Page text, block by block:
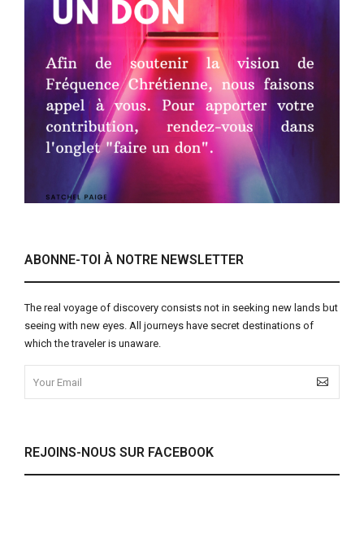
ABONNE-TOI À NOTRE NEWSLETTER
The real voyage of discovery consists not in seeking new lands but
seeing with new eyes. All journeys have secret destinations of
which the traveler is unaware.
REJOINS-NOUS SUR FACEBOOK